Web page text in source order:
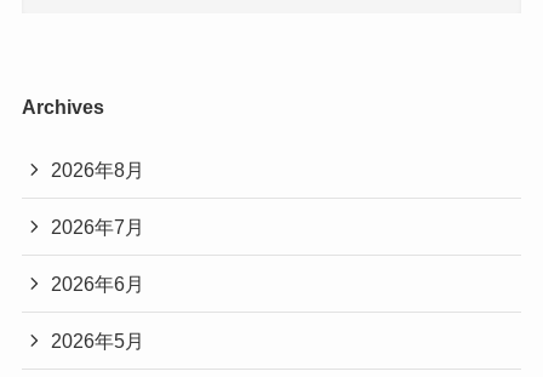
Archives
2026年8月
2026年7月
2026年6月
2026年5月